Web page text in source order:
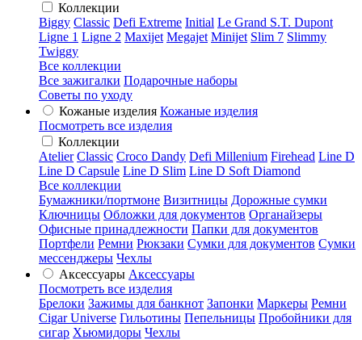
Коллекции
Biggy Classic Defi Extreme Initial Le Grand S.T. Dupont
Ligne 1 Ligne 2 Maxijet Megajet Minijet Slim 7 Slimmy
Twiggy
Все коллекции
Все зажигалки Подарочные наборы
Советы по уходу
Кожаные изделия Кожаные изделия
Посмотреть все изделия
Коллекции
Atelier Classic Croco Dandy Defi Millenium Firehead Line D
Line D Capsule Line D Slim Line D Soft Diamond
Все коллекции
Бумажники/портмоне Визитницы Дорожные сумки
Ключницы Обложки для документов Органайзеры
Офисные принадлежности Папки для документов
Портфели Ремни Рюкзаки Сумки для документов Сумки
мессенджеры Чехлы
Аксессуары Аксессуары
Посмотреть все изделия
Брелоки Зажимы для банкнот Запонки Маркеры Ремни
Cigar Universe Гильотины Пепельницы Пробойники для
сигар Хьюмидоры Чехлы